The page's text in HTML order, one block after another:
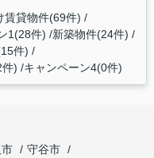
賃貸物件(69件)
1(28件) 新築物件(24件)
件)
) キャンペーン4(0件)
守谷市